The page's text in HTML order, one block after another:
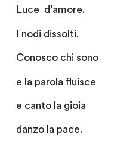
Luce d’amore.
I nodi dissolti.
Conosco chi sono
e la parola fluisce
e canto la gioia
danzo la pace.